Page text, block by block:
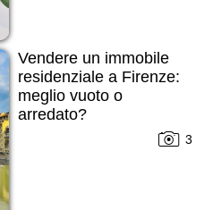
Vendere un immobile
residenziale a Firenze:
meglio vuoto o
arredato?
3